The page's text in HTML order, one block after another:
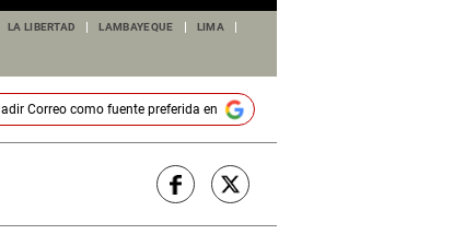
de
LA LIBERTAD LAMBAYEQUE LIMA
Correocomo fuente preferida en